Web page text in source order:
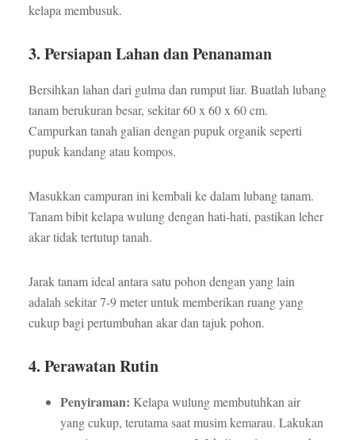
kelapa membusuk.
3. Persiapan Lahan dan Penanaman
Bersihkan lahan dari gulma dan rumput liar. Buatlah lubang
tanam berukuran besar, sekitar 60 x 60 x 60 cm.
Campurkan tanah galian dengan pupuk organik seperti
pupuk kandang atau kompos.
Masukkan campuran ini kembali ke dalam lubang tanam.
Tanam bibit kelapa wulung dengan hati-hati, pastikan leher
akar tidak tertutup tanah.
Jarak tanam ideal antara satu pohon dengan yang lain
adalah sekitar 7-9 meter untuk memberikan ruang yang
cukup bagi pertumbuhan akar dan tajuk pohon.
4. Perawatan Rutin
Penyiraman: Kelapa wulung membutuhkan air
yang cukup, terutama saat musim kemarau. Lakukan